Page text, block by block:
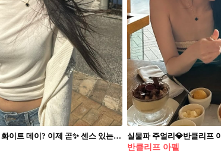
발렌타인? 화이트 데이? 이제 곧✨ 센스 있는 선물 고민이라면💖😉 반클리프 참고!! 반클리프 아펠 시그니처 알함브라 목걸이 2가지를 소개합니다. 1. 스위트 알함브라 펜던트, 200만 원대 사쿠라가 착용한 목걸이는 18K 옐로우 골드 체인에, 천연 소재의 비즈로 장식한 네잎클로버 펜던트가 포인트죠. 독특한 비즈 프레임이 세련된 포인트를 더해, 페미닌한 무드를 완성합니다. 2. 빈티지 알함브라 펜던트, 400만 원대 미주의 애착 목걸이로 알려진 빈티지 알함브라는 좀 더 묵직하면서도 고급스러운 느낌을 주는데요. 18K 옐로우 골드 체인과 세밀한 골드 장식이 더해진 네잎클로버 펜던트 프레임으로, 우아하고 클래식한 분위기를 연출합니다.
반클리프 아펠